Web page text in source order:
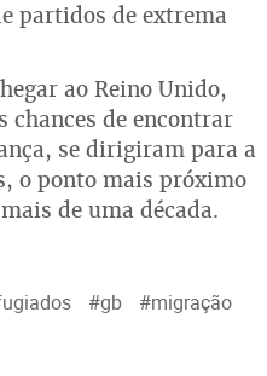
partidos de extrema
ao Reino Unido,
chances de encontrar
se dirigiram para a
o ponto mais próximo
de uma década.
#gb #migração